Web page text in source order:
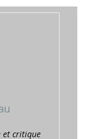
et critique